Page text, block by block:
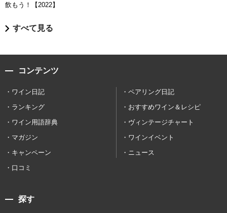
飲もう！【2022】
すべて見る
コンテンツ
ワイン日記
ペアリング日記
ランキング
おすすめワイン＆レシピ
ワイン用語辞典
ヴィンテージチャート
マガジン
ワインイベント
キャンペーン
ニュース
口コミ
探す